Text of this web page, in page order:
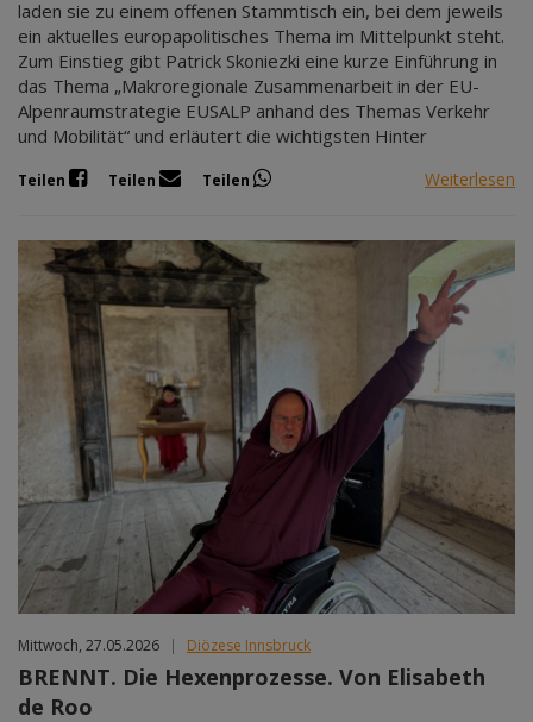
laden sie zu einem offenen Stammtisch ein, bei dem jeweils
ein aktuelles europapolitisches Thema im Mittelpunkt steht.
Zum Einstieg gibt Patrick Skoniezki eine kurze Einführung in
das Thema „Makroregionale Zusammenarbeit in der EU-
Alpenraumstrategie EUSALP anhand des Themas Verkehr
und Mobilität“ und erläutert die wichtigsten Hinter
Teilen Teilen Teilen Weiterlesen
Mittwoch, 27.05.2026 | Diözese Innsbruck
BRENNT. Die Hexenprozesse. Von Elisabeth
de Roo